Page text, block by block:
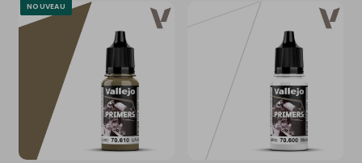
NOUVEAU